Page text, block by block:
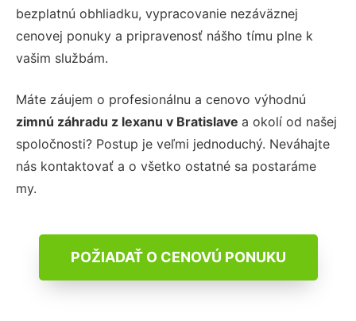
bezplatnú obhliadku, vypracovanie nezáväznej
cenovej ponuky a pripravenosť nášho tímu plne k
vašim službám.
Máte záujem o profesionálnu a cenovo výhodnú
zimnú záhradu z lexanu v Bratislave a okolí od našej
spoločnosti? Postup je veľmi jednoduchý. Neváhajte
nás kontaktovať a o všetko ostatné sa postaráme
my.
POŽIADAŤ O CENOVÚ PONUKU